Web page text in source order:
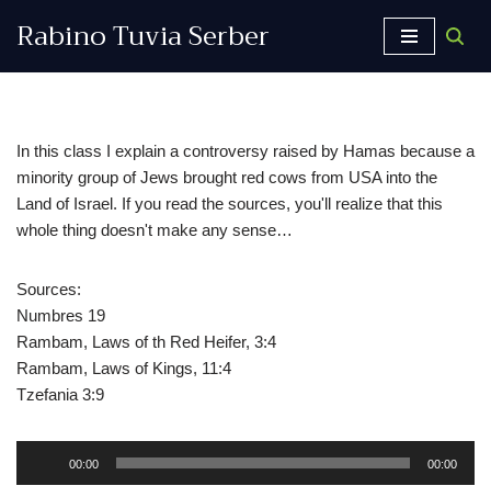
Rabino Tuvia Serber
In this class I explain a controversy raised by Hamas because a
minority group of Jews brought red cows from USA into the
Land of Israel. If you read the sources, you'll realize that this
whole thing doesn't make any sense…
Sources:
Numbres 19
Rambam, Laws of th Red Heifer, 3:4
Rambam, Laws of Kings, 11:4
Tzefania 3:9
00:00 00:00